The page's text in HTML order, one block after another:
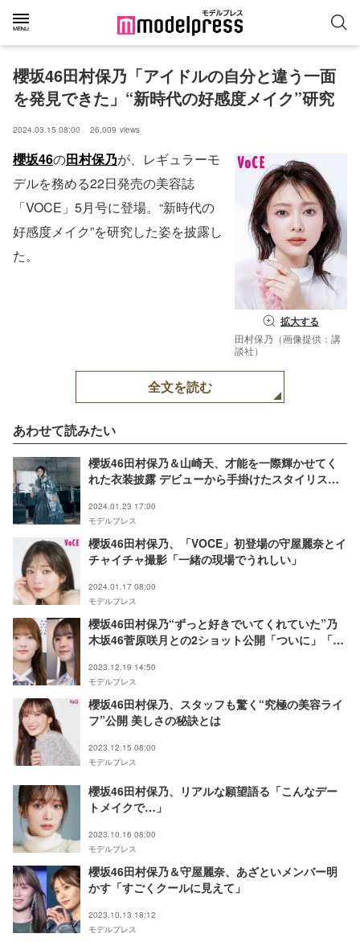
櫻坂46田村保乃「アイドルの自分と違う一面
を発見できた」“新時代の好感度メイク”研究
2024.03.15 08:00 26,009 views
拡大する
田村保乃（画像提供：講
談社）
櫻坂46の田村保乃が、レギュラーモ
デルを務める22日発売の美容誌
「VOCE」5月号に登場。“新時代の
好感度メイク”を研究した姿を披露し
た。
全文を読む
あわせて読みたい
櫻坂46田村保乃＆山崎天、才能を一際輝かせてく
れた衣装披露 デビューから手掛けたスタイリスト2
2024.01.23 17:00
モデルプレス
櫻坂46田村保乃、「VOCE」初登場の守屋麗奈とイ
チャイチャ撮影「一緒の現場でうれしい」
2024.01.17 08:00
モデルプレス
櫻坂46田村保乃“ずっと好きでいてくれていた”乃
木坂46菅原咲月との2ショット公開「ついに」「交
2023.12.19 14:50
モデルプレス
櫻坂46田村保乃、スタッフも驚く“究極の美容ライ
フ”公開 美しさの秘訣とは
2023.12.15 08:00
モデルプレス
櫻坂46田村保乃、リアルな願望語る「こんなデー
トメイクで…」
2023.10.16 08:00
モデルプレス
櫻坂46田村保乃＆守屋麗奈、あざといメンバー明
かす「すごくクールに見えて」
2023.10.13 18:12
モデルプレス